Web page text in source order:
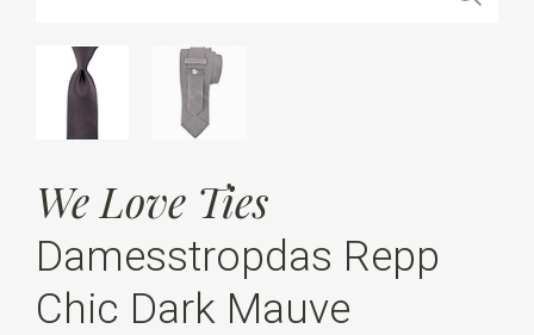
We Love Ties
Damesstropdas Repp
Chic Dark Mauve